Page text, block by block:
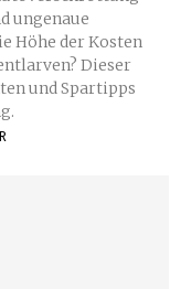
ungenaue
Höhe der Kosten
Dieser
und Spartipps